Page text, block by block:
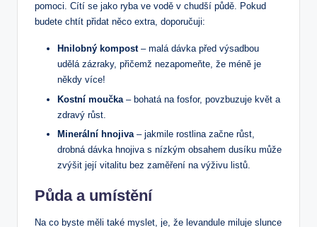
pomoci. Cítí se jako ryba ve vodě v chudší půdě. Pokud
budete chtít přidat něco extra, doporučuji:
Hnilobný kompost– malá dávka před výsadbou
udělá zázraky, přičemž nezapomeňte, že méně je
někdy více!
Kostní moučka – bohatá na fosfor, povzbuzuje květ a
zdravý růst.
Minerální hnojiva – jakmile rostlina začne růst,
drobná dávka hnojiva s nízkým obsahem dusíku může
zvýšit její vitalitu bez zaměření na výživu listů.
Půda a umístění
Na co byste měli také myslet, je, že levandule miluje slunce